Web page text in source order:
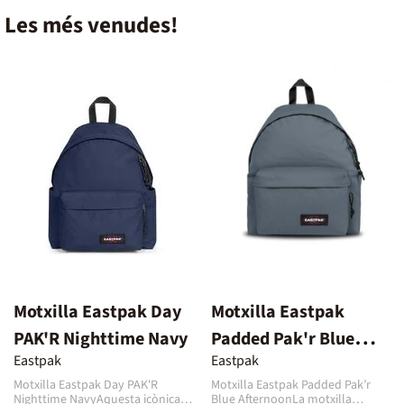
Les més venudes!
Motxilla Eastpak Day
PAK'R Nighttime Navy
Eastpak
Motxilla Eastpak Day PAK'R
Nighttime NavyAquesta icònica
Motxilla Eastpak
Padded Pak'r Blue
Afternoon
Eastpak
Motxilla Eastpak Padded Pak’r
Blue AfternoonLa motxilla